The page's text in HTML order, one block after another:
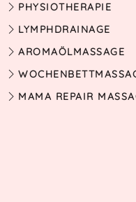
PHYSIOTHERAPIE
LYMPHDRAINAGE
AROMAÖLMASSAGE
MAMA REPAIR